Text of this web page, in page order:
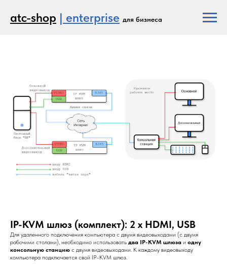
atc-shop | enterprise для бизнеса
IP-KVM шлюз (комплект): 2 x HDMI, USB
Для удаленного подключения компьютера с двумя видеовыходами (с двумя
рабочими столами), необходимо использовать два IP-KVM шлюза и одну
консольную станцию с двумя видеовыходами. К каждому видеовыходу
компьютера подключается свой IP-KVM шлюз.